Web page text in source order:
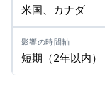
米国、カナダ
短期（2年以内）